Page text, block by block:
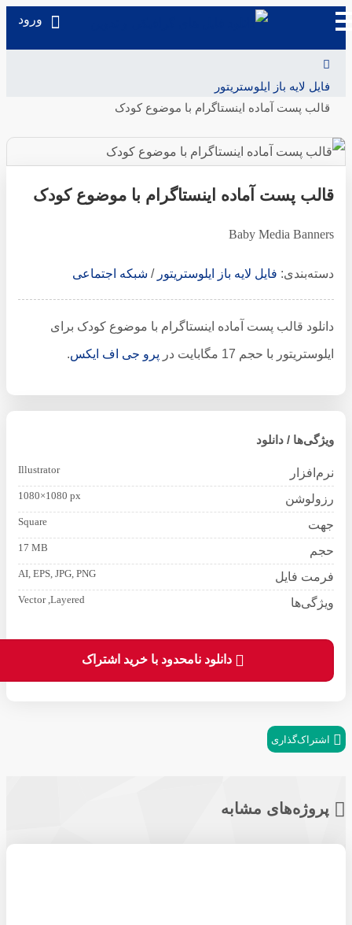
ورود
فایل لایه باز ایلوستریتور
قالب پست آماده اینستاگرام با موضوع کودک
قالب پست آماده اینستاگرام با موضوع کودک
Baby Media Banners
دسته‌بندی:فایل لایه باز ایلوستریتور/ شبکه اجتماعی
دانلود قالب پست آماده اینستاگرام با موضوع کودک برای
ایلوستریتور با حجم 17 مگابایت در پرو جی اف ایکس.
ویژگی‌ها / دانلود
نرم‌افزار Illustrator
رزولوشن 1080×1080 px
جهت Square
حجم 17 MB
فرمت فایل AI, EPS, JPG, PNG
ویژگی‌ها Vector ,Layered
دانلود نامحدود با خرید اشتراک
اشتراک‌گذاری
پروژه‌های مشابه